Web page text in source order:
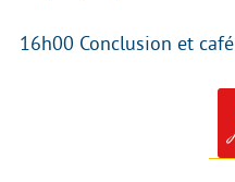
16h00 Conclusion et café